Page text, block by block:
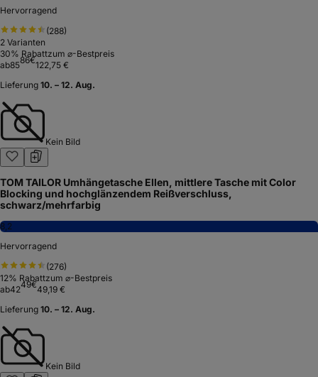
Hervorragend
(288)
2 Varianten
30% Rabattzum ⌀-Bestpreis
ab8586€122,75 €
Lieferung 10. – 12. Aug.
Kein Bild
TOM TAILOR Umhängetasche Ellen, mittlere Tasche mit Color
Blocking und hochglänzendem Reißverschluss,
schwarz/mehrfarbig
8,2
Hervorragend
(276)
12% Rabattzum ⌀-Bestpreis
ab4249€49,19 €
Lieferung 10. – 12. Aug.
Kein Bild